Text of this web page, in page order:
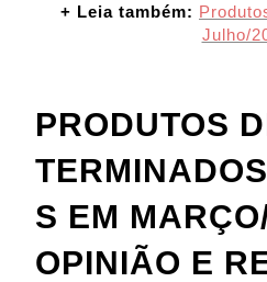
+ Leia também:
Julho/
PRODUTOS
S EM
OPINIÃO E